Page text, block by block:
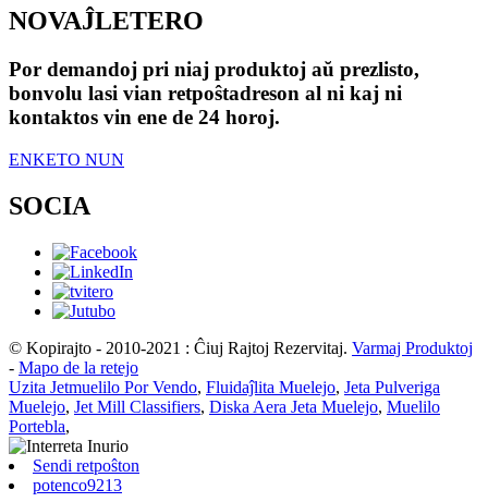
NOVAĴLETERO
Por demandoj pri niaj produktoj aŭ prezlisto,
bonvolu lasi vian retpoŝtadreson al ni kaj ni
kontaktos vin ene de 24 horoj.
ENKETO NUN
SOCIA
© Kopirajto - 2010-2021 : Ĉiuj Rajtoj Rezervitaj. Varmaj Produktoj
- Mapo de la retejo
Uzita Jetmuelilo Por Vendo, Fluidaĵlita Muelejo, Jeta Pulveriga
Muelejo, Jet Mill Classifiers, Diska Aera Jeta Muelejo, Muelilo
Portebla,
Sendi retpoŝton
potenco9213